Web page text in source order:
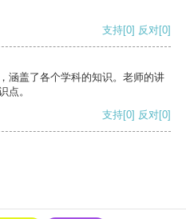
支持[0] 反对[0]
涵盖了各个学科的知识。老师的讲
点。
支持[0] 反对[0]